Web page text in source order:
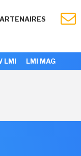
LMI LMI MAG